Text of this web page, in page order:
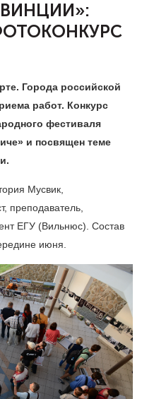
Города российской
работ. Конкурс
фестиваля
и посвящен теме
Мусвик,
преподаватель,
ЕГУ (Вильнюс). Состав
июня.